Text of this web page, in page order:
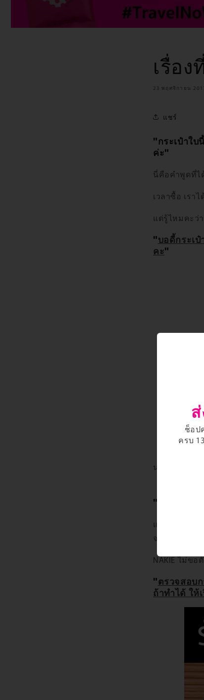
เรื่อ
23 พฤศจิกายน
แชร์
"กระเป๋าใ
ค่ะ"
นี่คือคำพูดที่ไ
เวลาซื้อ เรา
แต่รู้ไหมคะว่
"บอดี้กระเ
คะ"
นอกจากนั้นแล้
"
แต่เอ... เครื่
จริงๆ แล้วก็มี
NAKIE ไม่ข
"ตรวจสอบ
ถ้าทำได้ ให้
ช็อป
ครบ